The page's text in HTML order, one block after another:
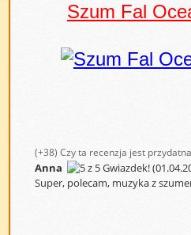
Szum Fal
(+38) Czy ta recenzja jest
Anna
Super, polecam, muzyka z